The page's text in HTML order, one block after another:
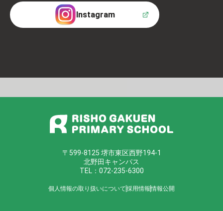
Instagram
〒599-8125 堺市東区西野194-1
北野田キャンパス
TEL：072-235-6300
個人情報の取り扱いについて採用情報情報公開